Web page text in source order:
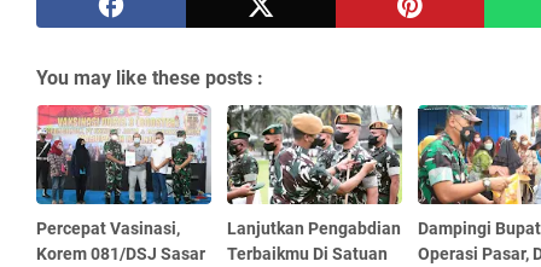
You may like these posts :
Percepat Vasinasi,
Korem 081/DSJ Sasar
Lanjutkan Pengabdian
Terbaikmu Di Satuan
Dampingi
Operasi Pasar,